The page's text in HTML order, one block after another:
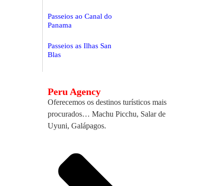
Passeios ao Canal do
Panama
Passeios as Ilhas San
Blas
Peru Agency
Oferecemos os destinos turísticos mais
procurados… Machu Picchu, Salar de
Uyuni, Galápagos.